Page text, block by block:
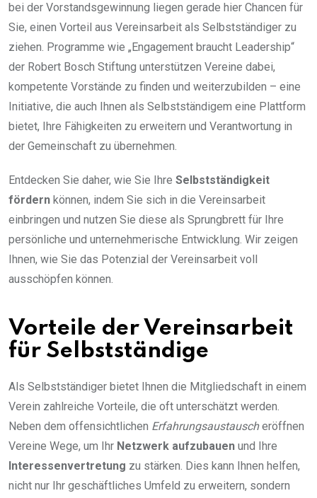
bei der Vorstandsgewinnung liegen gerade hier Chancen für
Sie, einen Vorteil aus Vereinsarbeit als Selbstständiger zu
ziehen. Programme wie „Engagement braucht Leadership“
der Robert Bosch Stiftung unterstützen Vereine dabei,
kompetente Vorstände zu finden und weiterzubilden – eine
Initiative, die auch Ihnen als Selbstständigem eine Plattform
bietet, Ihre Fähigkeiten zu erweitern und Verantwortung in
der Gemeinschaft zu übernehmen.
Entdecken Sie daher, wie Sie Ihre Selbstständigkeit
fördern können, indem Sie sich in die Vereinsarbeit
einbringen und nutzen Sie diese als Sprungbrett für Ihre
persönliche und unternehmerische Entwicklung. Wir zeigen
Ihnen, wie Sie das Potenzial der Vereinsarbeit voll
ausschöpfen können.
Vorteile der Vereinsarbeit
für Selbstständige
Als Selbstständiger bietet Ihnen die Mitgliedschaft in einem
Verein zahlreiche Vorteile, die oft unterschätzt werden.
Neben dem offensichtlichen Erfahrungsaustauscheröffnen
Vereine Wege, um Ihr Netzwerk aufzubauen und Ihre
Interessenvertretung zu stärken. Dies kann Ihnen helfen,
nicht nur Ihr geschäftliches Umfeld zu erweitern, sondern